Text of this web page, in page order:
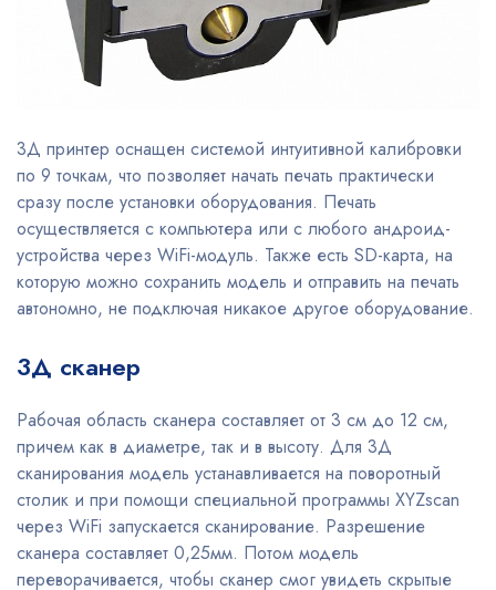
3Д принтер оснащен системой интуитивной калибровки
по 9 точкам, что позволяет начать печать практически
сразу после установки оборудования. Печать
осуществляется с компьютера или с любого андроид-
устройства через WiFi-модуль. Также есть SD-карта, на
которую можно сохранить модель и отправить на печать
автономно, не подключая никакое другое оборудование.
3Д сканер
Рабочая область сканера составляет от 3 см до 12 см,
причем как в диаметре, так и в высоту. Для 3Д
сканирования модель устанавливается на поворотный
столик и при помощи специальной программы XYZscan
через WiFi запускается сканирование. Разрешение
сканера составляет 0,25мм. Потом модель
переворачивается, чтобы сканер смог увидеть скрытые